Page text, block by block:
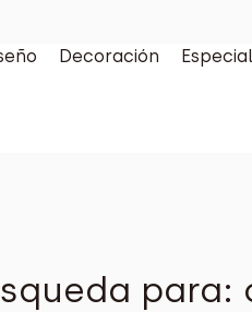
Decoración